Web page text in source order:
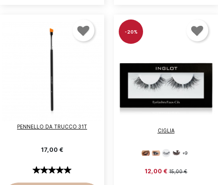
PENNELLO DA TRUCCO 31T
17,00 €
CIGLIA
+9
12,00 € 15,00 €
-20%